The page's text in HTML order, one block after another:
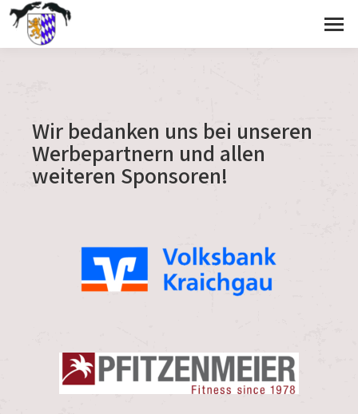
Wir bedanken uns bei unseren
Werbepartnern und allen
weiteren Sponsoren!